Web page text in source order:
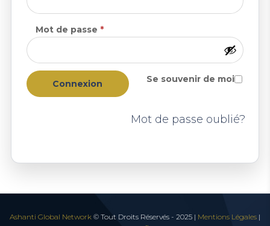
Mot de passe *Obligatoire
Se souvenir de moi
Connexion
Mot de passe oublié?
Ashanti Global Network © Tout Droits Réservés - 2025 | Mentions Légales |